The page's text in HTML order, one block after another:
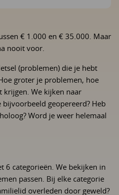
€ 1.000 en € 35.000. Maar
nooit voor.
(problemen) die je hebt
groter je problemen, hoe
krijgen. We kijken naar
geopereerd? Heb
Word je weer helemaal
6 categorieën. We bekijken in
passen. Bij elke categorie
overleden door geweld?